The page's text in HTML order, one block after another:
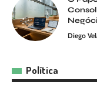
Diego
Política